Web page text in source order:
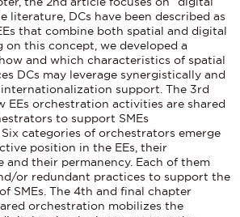
literature, DCs have been described as
that combine both spatial and digital
on this concept, we developed a
and which characteristics of spatial
DCs may leverage synergistically and
support. The 3rd
EEs orchestration activities are shared
to support SMEs
categories of orchestrators emerge
position in the EEs, their
and their permanency. Each of them
or redundant practices to support the
SMEs. The 4th and final chapter
orchestration mobilizes the